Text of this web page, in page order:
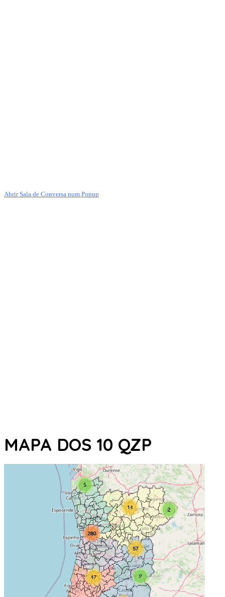
Abrir Sala de Conversa num Popup
MAPA DOS 10 QZP